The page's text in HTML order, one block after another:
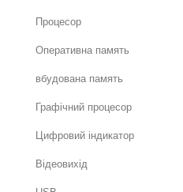
Процесор
Оперативна память
вбудована память
Графічний процесор
Цифровий індикатор
Відеовихід